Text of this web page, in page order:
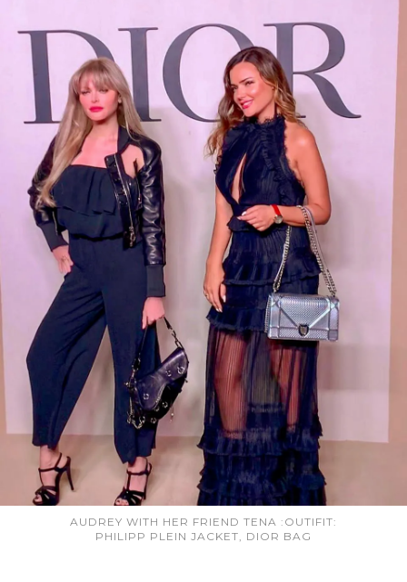
AUDREY WITH HER FRIEND TENA :OUTIFIT:
PHILIPP PLEIN JACKET, DIOR BAG